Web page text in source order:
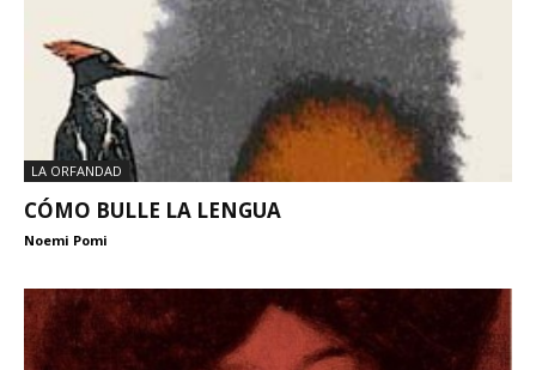
LA ORFANDAD
CÓMO BULLE LA LENGUA
Noemi Pomi